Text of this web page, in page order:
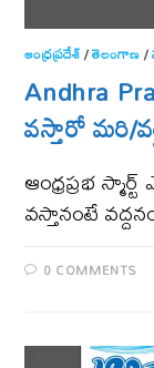
ఆంధ్ర‌ప్ర‌దేశ్/తెలంగాణ‌/
Andhra
వస్తారో మరి/
ఆంధ్ర‌ప్ర‌భ
వస్తానంటే
0 COMMENTS